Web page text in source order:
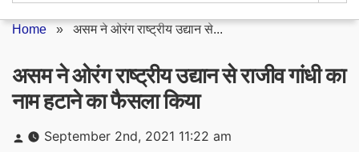
Home » असम ने ओरंग राष्ट्रीय उद्यान से...
असम ने ओरंग राष्ट्रीय उद्यान से राजीव गांधी का
नाम हटाने का फैसला किया
Posted
by
September 2nd, 2021 11:22 am